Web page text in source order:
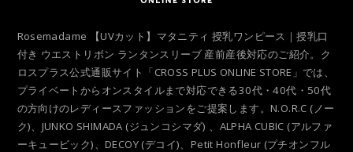
Rosemadame 【UVカット】マタニティ 授乳ワンピース｜授乳口
付き ウエストリボン ランタンスリーブ 産前産後対応のご紹介。ク
ロスプラス公式通販サイト「CROSS PLUS ONLINE STORE」では、
プライベートからオンスタイルまで対応できる30代・40代・50代
の方向けのレディースファッションをご提案します。N.O.R.C (ノー
ク)、JUNKO SHIMADA (ジュンコシマダ) 、ALPHA CUBIC (アルファ
ーキュービック)、DECOY (デコイ)、Petit Honfleur (プチオンフル